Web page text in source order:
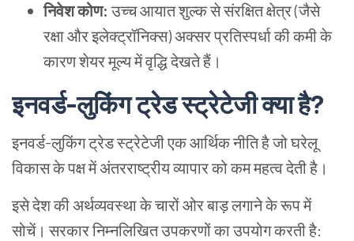
निवेश कोण: उच्च आयात शुल्क से संरक्षित क्षेत्र (जैसे
रक्षा और इलेक्ट्रॉनिक्स) अक्सर प्रतिस्पर्धा की कमी के
कारण शेयर मूल्य में वृद्धि देखते हैं।
इनवर्ड-लुकिंग ट्रेड स्ट्रेटेजी क्या है?
इनवर्ड-लुकिंग ट्रेड स्ट्रेटेजी एक आर्थिक नीति है जो घरेलू
विकास के पक्ष में अंतरराष्ट्रीय व्यापार को कम महत्व देती है।
इसे देश की अर्थव्यवस्था के चारों ओर बाड़ लगाने के रूप में
सोचें। सरकार निम्नलिखित उपकरणों का उपयोग करती है: